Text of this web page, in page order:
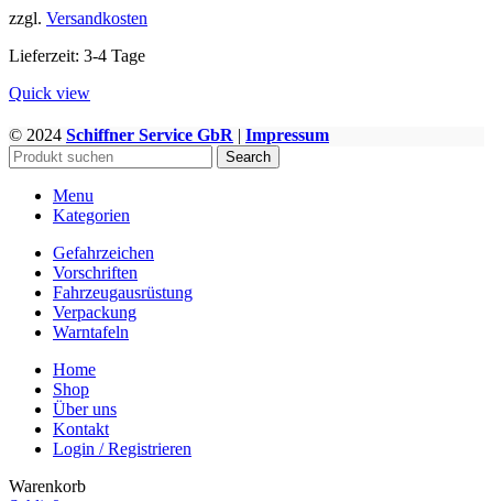
Varianten
der
Produktseite
zzgl. Versandkosten
Lieferzeit: 3-4 Tage
Quick view
WWW.GEFAHRGUTZUBEHOER.DE
© 2024 Schiffner Service GbR | Impressum
Search
Menu
Kategorien
Gefahrzeichen
Vorschriften
Fahrzeugausrüstung
Verpackung
Warntafeln
Home
Shop
Über uns
Kontakt
Login / Registrieren
Warenkorb